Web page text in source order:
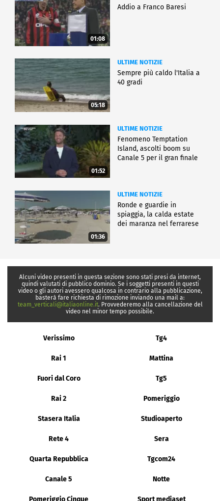
01:08
Addio a Franco Baresi
05:18
ULTIME NOTIZIE
Sempre più caldo l'Italia a
40 gradi
01:52
ULTIME NOTIZIE
Fenomeno Temptation
Island, ascolti boom su
Canale 5 per il gran finale
01:36
ULTIME NOTIZIE
Ronde e guardie in
spiaggia, la calda estate
dei maranza nel ferrarese
Alcuni video presenti in questa sezione sono stati presi da internet,
quindi valutati di pubblico dominio. Se i soggetti presenti in questi
video o gli autori avessero qualcosa in contrario alla pubblicazione,
basterà fare richiesta di rimozione inviando una mail a:
team_verticali@italiaonline.it. Provvederemo alla cancellazione del
video nel minor tempo possibile.
Verissimo Tg4
Rai 1 Mattina
Fuori dal Coro Tg5
Rai 2 Pomeriggio
Stasera Italia Studioaperto
Rete 4 Sera
Quarta Repubblica Tgcom24
Canale 5 Notte
Pomeriggio Cinque Sport mediaset